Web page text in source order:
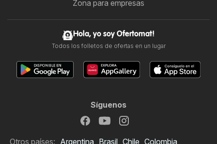
Zona para empresas
Hola, yo soy Ofertomat!
Todos los folletos de ofertas en un lugar
Síguenos
Otros países: Argentina Brasil Chile Colombia